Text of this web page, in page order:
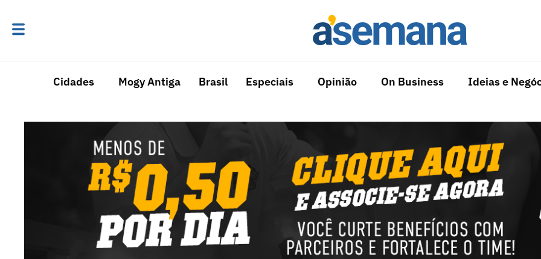
Cidades Mogy Antiga Brasil Especiais Opinião On Business Ideias e